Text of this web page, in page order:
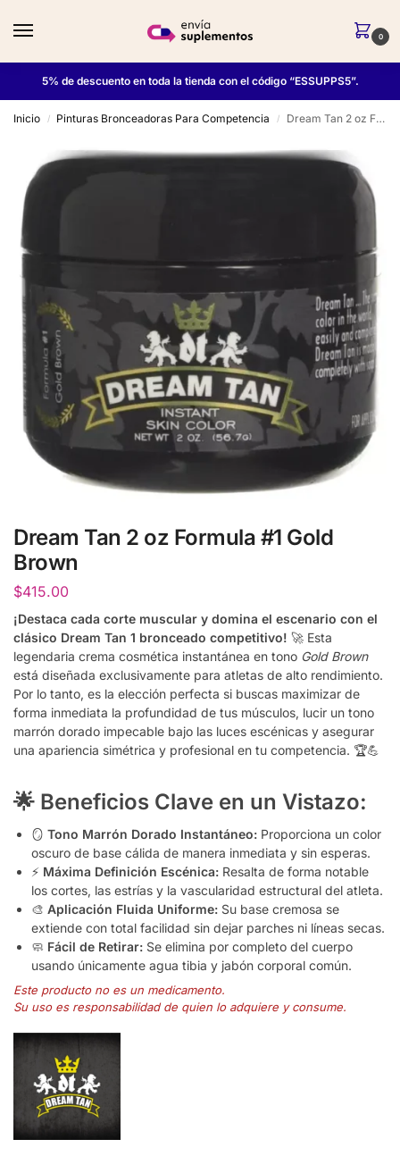
0
5% de descuento en toda la tienda con el código “ESSUPPS5”.
Inicio / Pinturas Bronceadoras Para Competencia / Dream Tan 2 oz Formula #1 Gold Brown
Dream Tan 2 oz Formula #1 Gold
Brown
$415.00
¡Destaca cada corte muscular y domina el escenario con el
clásico Dream Tan 1 bronceado competitivo! 🚀 Esta
legendaria crema cosmética instantánea en tono Gold Brown
está diseñada exclusivamente para atletas de alto rendimiento.
Por lo tanto, es la elección perfecta si buscas maximizar de
forma inmediata la profundidad de tus músculos, lucir un tono
marrón dorado impecable bajo las luces escénicas y asegurar
una apariencia simétrica y profesional en tu competencia. 🏆💪
🌟 Beneficios Clave en un Vistazo:
🪞 Tono Marrón Dorado Instantáneo: Proporciona un color
oscuro de base cálida de manera inmediata y sin esperas.
⚡ Máxima Definición Escénica: Resalta de forma notable
los cortes, las estrías y la vascularidad estructural del atleta.
🎨 Aplicación Fluida Uniforme: Su base cremosa se
extiende con total facilidad sin dejar parches ni líneas secas.
🧼 Fácil de Retirar: Se elimina por completo del cuerpo
usando únicamente agua tibia y jabón corporal común.
Este producto no es un medicamento.
Su uso es responsabilidad de quien lo adquiere y consume.